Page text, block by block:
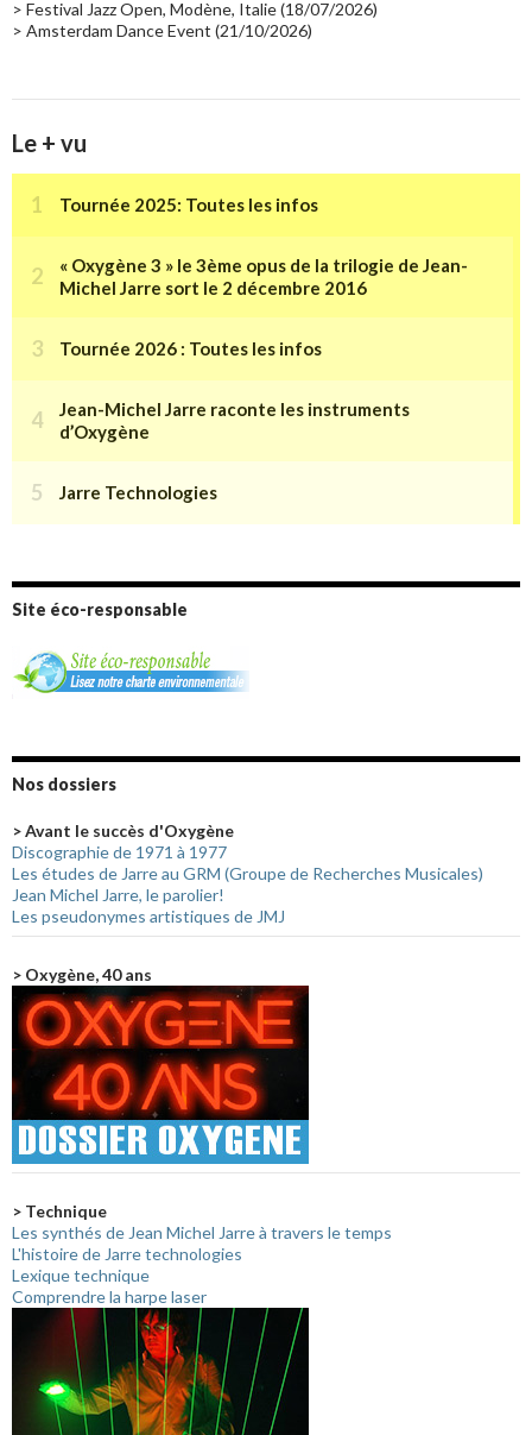
> Festival Jazz Open, Modène, Italie (18/07/2026)
> Amsterdam Dance Event (21/10/2026)
Le + vu
Site éco-responsable
Nos dossiers
> Avant le succès d'Oxygène
Discographie de 1971 à 1977
Les études de Jarre au GRM (Groupe de Recherches Musicales)
Jean Michel Jarre, le parolier!
Les pseudonymes artistiques de JMJ
> Oxygène, 40 ans
> Technique
Les synthés de Jean Michel Jarre à travers le temps
L'histoire de Jarre technologies
Lexique technique
Comprendre la harpe laser